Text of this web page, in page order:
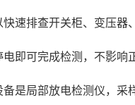
快速排查开关柜、变压器
即可完成检测，不影响
是局部放电检测仪，采